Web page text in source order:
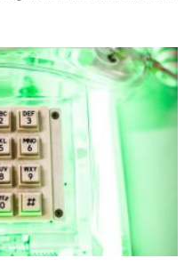
piac
után lássuk, hová
network azon eszközök
a